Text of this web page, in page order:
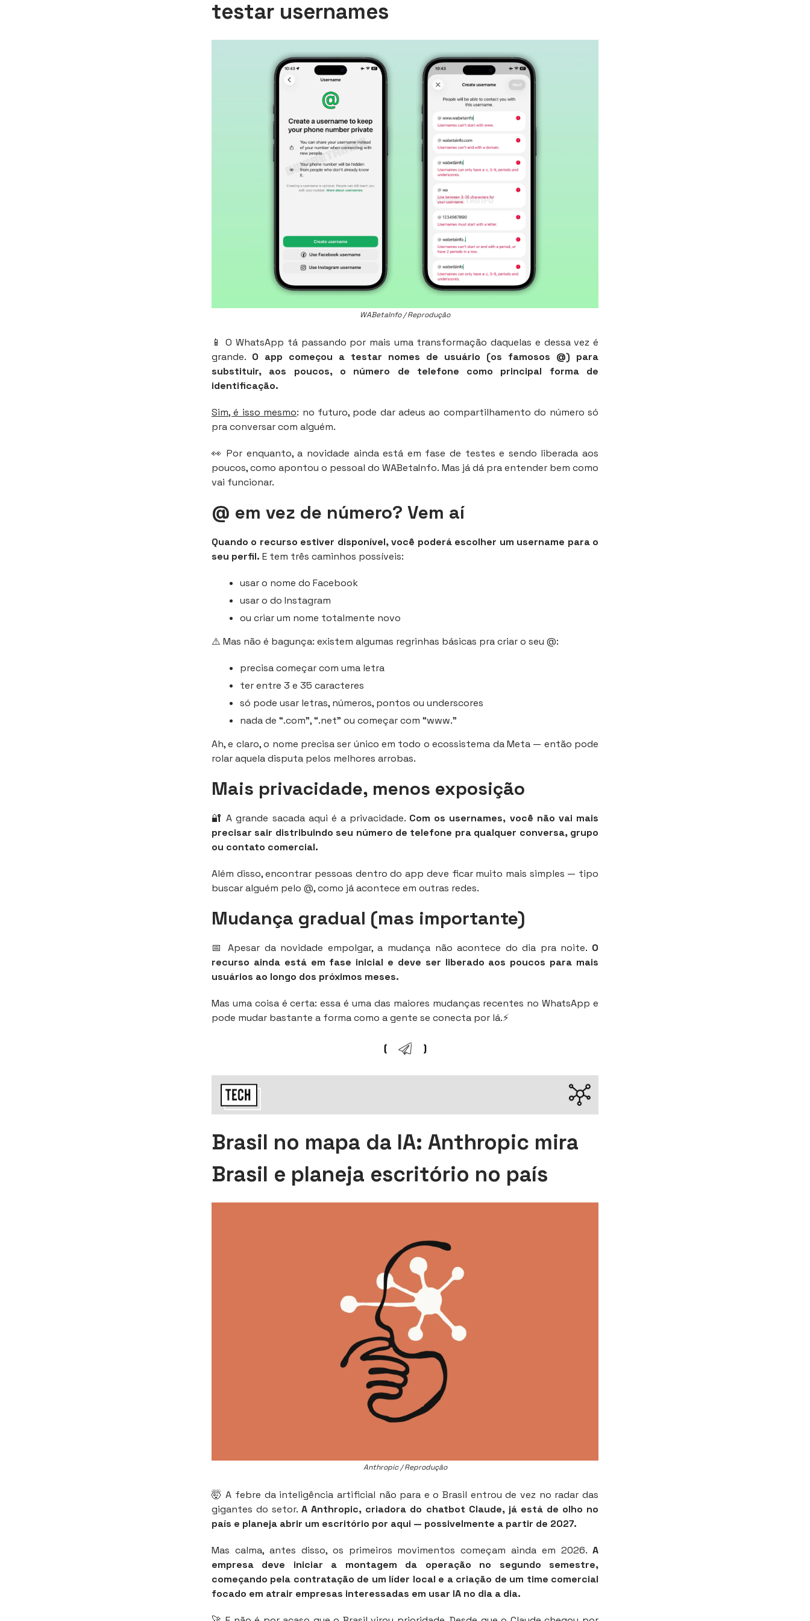
testar usernames
WABetaInfo / Reprodução
📱 O WhatsApp tá passando por mais uma transformação daquelas e dessa vez é
grande. O app começou a testar nomes de usuário (os famosos @) para
substituir, aos poucos, o número de telefone como principal forma de
identificação.
Sim, é isso mesmo: no futuro, pode dar adeus ao compartilhamento do número só
pra conversar com alguém.
👀 Por enquanto, a novidade ainda está em fase de testes e sendo liberada aos
poucos, como apontou o pessoal do WABetaInfo. Mas já dá pra entender bem como
vai funcionar.
@ em vez de número? Vem aí
Quando o recurso estiver disponível, você poderá escolher um username para o
seu perfil. E tem três caminhos possíveis:
usar o nome do Facebook
usar o do Instagram
ou criar um nome totalmente novo
⚠️ Mas não é bagunça: existem algumas regrinhas básicas pra criar o seu @:
precisa começar com uma letra
ter entre 3 e 35 caracteres
só pode usar letras, números, pontos ou underscores
nada de “.com”, “.net” ou começar com “www.”
Ah, e claro, o nome precisa ser único em todo o ecossistema da Meta — então pode
rolar aquela disputa pelos melhores arrobas.
Mais privacidade, menos exposição
🔐 A grande sacada aqui é a privacidade. Com os usernames, você não vai mais
precisar sair distribuindo seu número de telefone pra qualquer conversa, grupo
ou contato comercial.
Além disso, encontrar pessoas dentro do app deve ficar muito mais simples — tipo
buscar alguém pelo @, como já acontece em outras redes.
Mudança gradual (mas importante)
📅 Apesar da novidade empolgar, a mudança não acontece do dia pra noite. O
recurso ainda está em fase inicial e deve ser liberado aos poucos para mais
usuários ao longo dos próximos meses.
Mas uma coisa é certa: essa é uma das maiores mudanças recentes no WhatsApp e
pode mudar bastante a forma como a gente se conecta por lá.⚡
Brasil no mapa da IA: Anthropic mira
Brasil e planeja escritório no país
Anthropic / Reprodução
🤯 A febre da inteligência artificial não para e o Brasil entrou de vez no radar das
gigantes do setor.A Anthropic, criadora do chatbot Claude, já está de olho no
país e planeja abrir um escritório por aqui — possivelmente a partir de 2027.
Mas calma, antes disso, os primeiros movimentos começam ainda em 2026. A
empresa deve iniciar a montagem da operação no segundo semestre,
começando pela contratação de um líder local e a criação de um time comercial
focado em atrair empresas interessadas em usar IA no dia a dia.